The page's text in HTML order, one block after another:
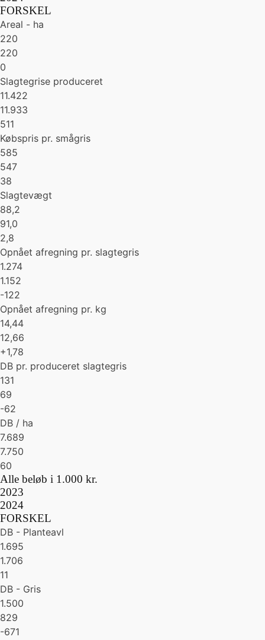
FORSKEL
Areal - ha
220
220
0
Slagtegrise produceret
11.422
11.933
511
Købspris pr. smågris
585
547
38
Slagtevægt
88,2
91,0
2,8
Opnået afregning pr. slagtegris
1.274
1.152
-122
Opnået afregning pr. kg
14,44
12,66
+1,78
DB pr. produceret slagtegris
131
69
-62
DB / ha
7.689
7.750
60
Alle beløb i 1.000 kr.
2023
2024
FORSKEL
DB - Planteavl
1.695
1.706
11
DB - Gris
1.500
829
-671